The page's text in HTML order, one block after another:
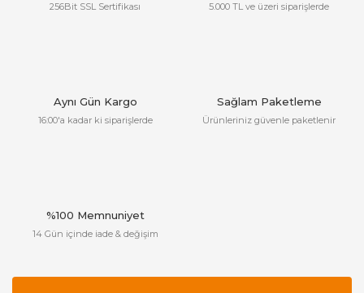
256Bit SSL Sertifikası 5.000 TL ve üzeri siparişlerde
Aynı Gün Kargo
16:00'a kadar ki siparişlerde
Sağlam Paketleme
Ürünleriniz güvenle paketlenir
%100 Memnuniyet
14 Gün içinde iade & değişim